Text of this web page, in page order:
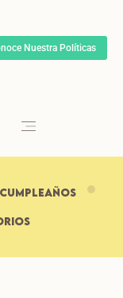
Nuestra Políticas
CUMPLEAÑOS